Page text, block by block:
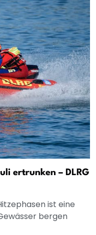
ertrunken – DLRG
ist eine
bergen